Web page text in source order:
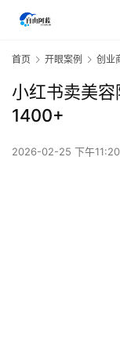
首页 开眼案例 创业
小红书卖美
1400+
2026-02-25 下午